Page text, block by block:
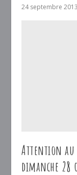
24 septembre 2013
Attention au
dimanche 28